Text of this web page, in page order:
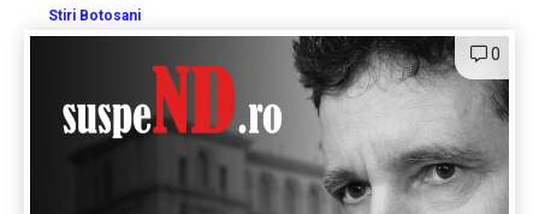
Stiri Botosani
0